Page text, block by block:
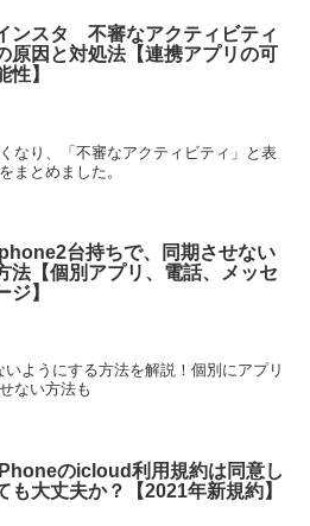
ンスタ 不審なアクティビティ
原因と対処法【連携アプリの可
性】
なり、「不審なアクティビティ」と表
まとめました。
台持ちで、同期させない
法【個別アプリ、電話、メッセ
ジ】
ようにする方法を解説！個別にアプリ
ない方法も
のicloud利用規約は同意し
も大丈夫か？【2021年新規約】